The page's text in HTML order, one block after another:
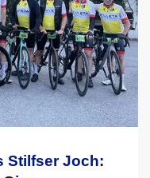
Stilfser Joch: